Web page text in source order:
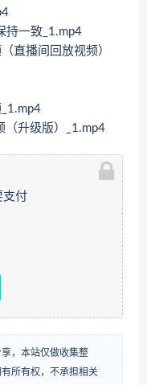
持一致_1.mp4
直播间回放视频）
（升级版）_1.mp4
支付
，本站仅做收集整
所有权，不承担相关